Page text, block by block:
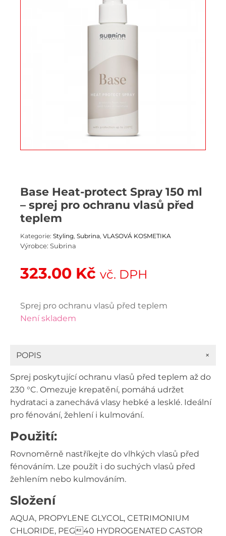
Base Heat-protect Spray 150 ml
– sprej pro ochranu vlasů před
teplem
Kategorie: Styling Subrina VLASOVÁ KOSMETIKA
Výrobce: Subrina
323.00 Kč vč. DPH
Sprej pro ochranu vlasů před teplem
Není skladem
POPIS +
Sprej poskytující ochranu vlasů před teplem až do
230 °C. Omezuje krepatění, pomáhá udržet
hydrataci a zanechává vlasy hebké a lesklé. Ideální
pro fénování, žehlení i kulmování.
Použití:
Rovnoměrně nastříkejte do vlhkých vlasů před
fénováním. Lze použít i do suchých vlasů před
žehlením nebo kulmováním.
Složení
AQUA, PROPYLENE GLYCOL, CETRIMONIUM
CHLORIDE, PEG40 HYDROGENATED CASTOR